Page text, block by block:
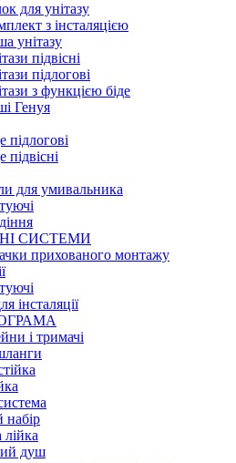
для унітазу
з інсталяцією
унітазу
підвісні
підлогові
з функцією біде
Генуя
підлогові
підвісні
для умивальника
СИСТЕМИ
прихованого монтажу
інсталяції
і тримачі
душ